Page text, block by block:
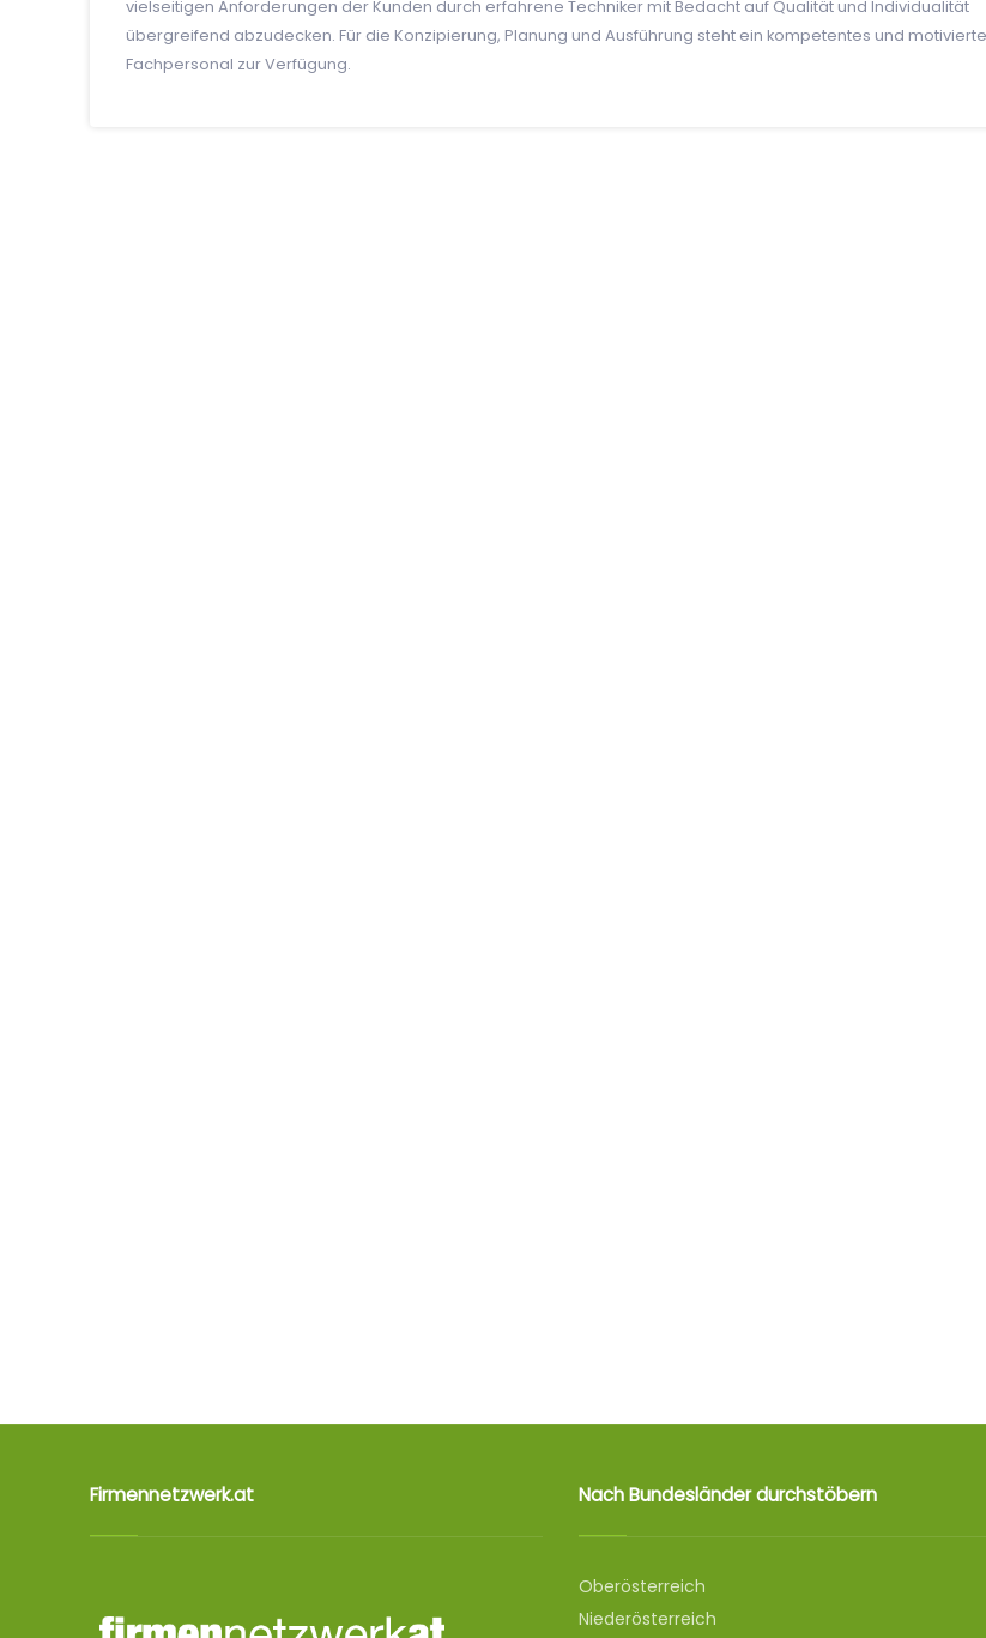
vielseitigen Anforderungen der Kunden durch erfahrene Techniker mit Bedacht auf Qualität und Individualität
übergreifend abzudecken. Für die Konzipierung, Planung und Ausführung steht ein kompetentes und
Fachpersonal zur Verfügung.
Firmennetzwerk.at Nach Bundesländer durchstöbern
Oberösterreich
Niederösterreich